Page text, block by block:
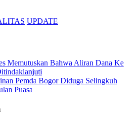
UPDATE
Memutuskan Bahwa Aliran Dana Ke
Pemda Bogor Diduga Selingkuh
Puasa